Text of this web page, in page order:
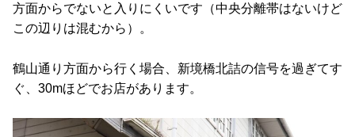
方面からでないと入りにくいです（中央分離帯はないけど
この辺りは混むから）。
鶴山通り方面から行く場合、新境橋北詰の信号を過ぎてす
ぐ、30mほどでお店があります。